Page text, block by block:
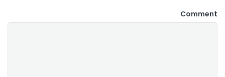
Comment